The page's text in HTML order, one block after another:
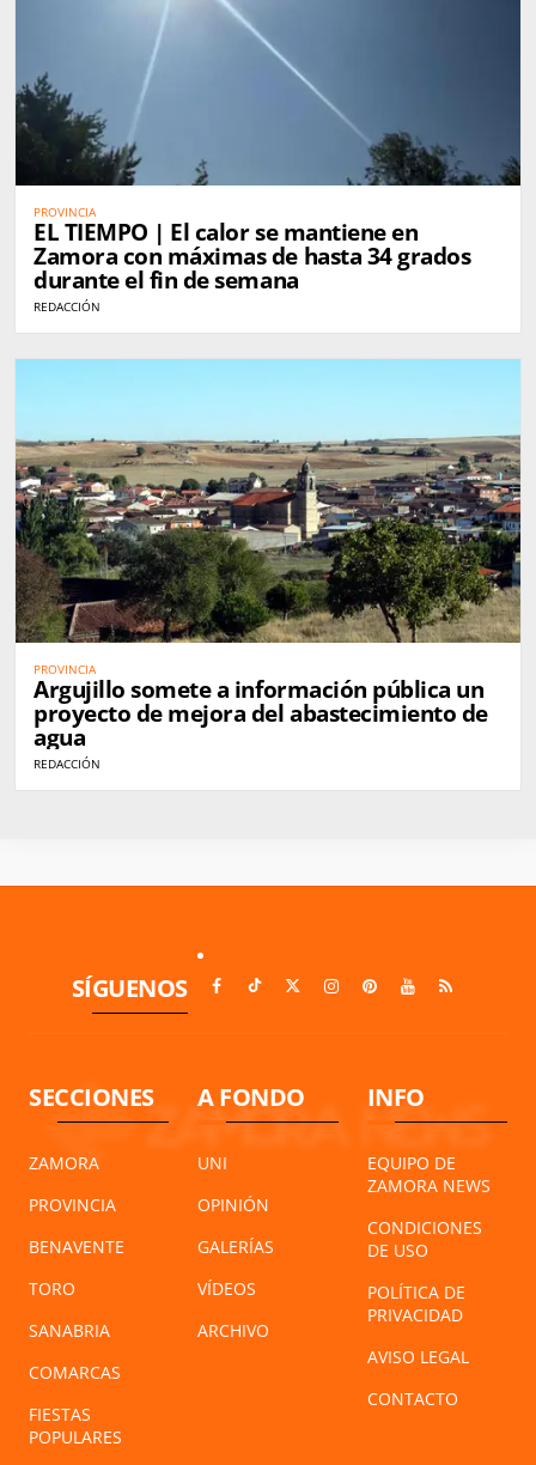
PROVINCIA
EL TIEMPO | El calor se mantiene en
Zamora con máximas de hasta 34 grados
durante el fin de semana
REDACCIÓN
PROVINCIA
Argujillo somete a información pública un
proyecto de mejora del abastecimiento de
agua
REDACCIÓN
SÍGUENOS
SECCIONES
ZAMORA
PROVINCIA
BENAVENTE
TORO
SANABRIA
COMARCAS
FIESTAS
POPULARES
A FONDO
UNI
OPINIÓN
GALERÍAS
VÍDEOS
ARCHIVO
INFO
EQUIPO DE
ZAMORA NEWS
CONDICIONES
DE USO
POLÍTICA DE
PRIVACIDAD
AVISO LEGAL
CONTACTO